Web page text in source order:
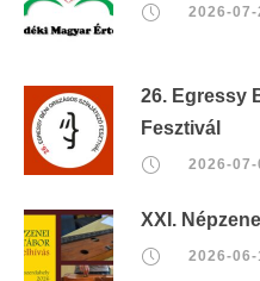
2026-07-
26. Egressy
Fesztivál
2026-07-
XXI.
2026-06-